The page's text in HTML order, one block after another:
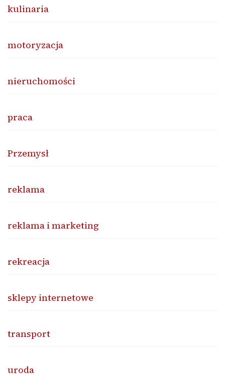
kulinaria
motoryzacja
nieruchomości
praca
Przemysł
reklama
reklama i marketing
rekreacja
sklepy internetowe
transport
uroda